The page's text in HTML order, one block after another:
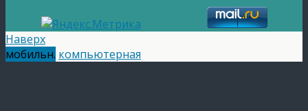
Наверх
мобильн. компьютерная